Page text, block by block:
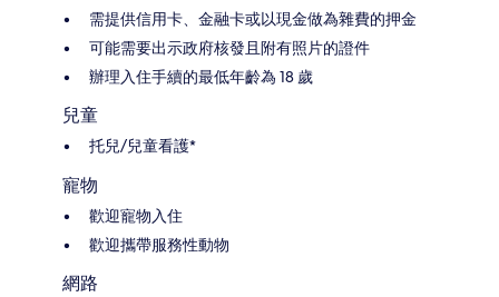
需提供信用卡、金融卡或以現金做為雜費的押金
可能需要出示政府核發且附有照片的證件
辦理入住手續的最低年齡為 18 歲
兒童
托兒/兒童看護*
寵物
歡迎寵物入住
歡迎攜帶服務性動物
網路